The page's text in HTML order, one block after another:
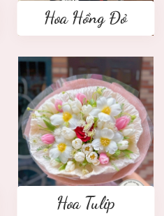
Hoa Hồng Đỏ
Hoa Tulip